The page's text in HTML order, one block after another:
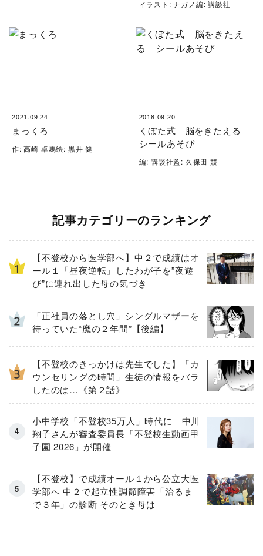
イラスト: ナガノ編: 講談社
2021.09.24
まっくろ
作: 高崎 卓馬絵: 黒井 健
2018.09.20
くぼた式 脳をきたえる
シールあそび
編: 講談社監: 久保田 競
記事カテゴリーのランキング
【不登校から医学部へ】中２で成績はオ
ール１「昼夜逆転」したわが子を”夜遊
び”に連れ出した母の気づき
「正社員の落とし穴」シングルマザーを
待っていた“魔の２年間”【後編】
【不登校のきっかけは先生でした】「カ
ウンセリングの時間」生徒の情報をバラ
したのは…《第２話》
小中学校「不登校35万人」時代に 中川
翔子さんが審査委員長「不登校生動画甲
子園 2026」が開催
【不登校】で成績オール１から公立大医
学部へ 中２で起立性調節障害「治るま
で３年」の診断 そのとき母は